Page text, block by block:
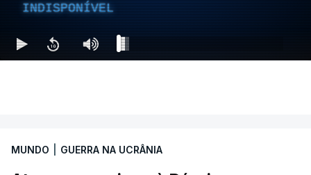
INDISPONÍVEL
MUNDO GUERRA NA UCRÂNIA